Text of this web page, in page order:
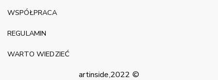
artinside,2022 ©
WSPÓŁPRACA
REGULAMIN
WARTO WIEDZIEĆ